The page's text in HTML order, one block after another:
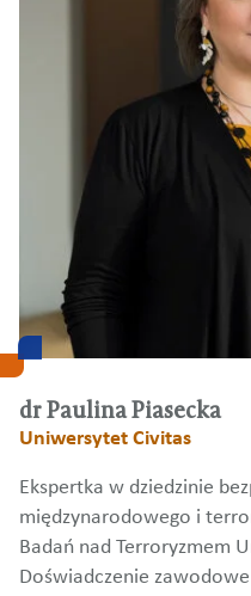
dr Paulina Piasecka
Uniwersytet Civitas
Ekspertka w dziedzinie
międzynarodowego i
Badań nad Terroryzmem
Doświadczenie